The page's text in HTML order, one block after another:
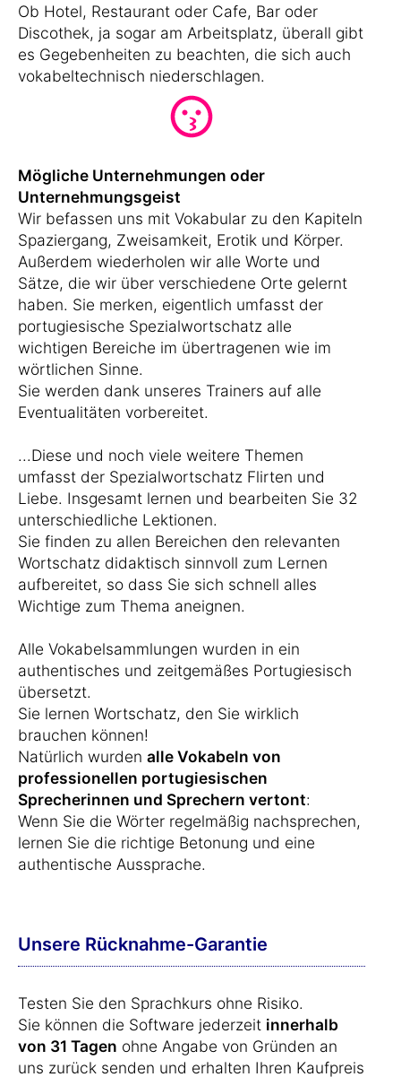
Ob Hotel, Restaurant oder Cafe, Bar oder
Discothek, ja sogar am Arbeitsplatz, überall gibt
es Gegebenheiten zu beachten, die sich auch
vokabeltechnisch niederschlagen.
Mögliche Unternehmungen oder
Unternehmungsgeist
Wir befassen uns mit Vokabular zu den Kapiteln
Spaziergang, Zweisamkeit, Erotik und Körper.
Außerdem wiederholen wir alle Worte und
Sätze, die wir über verschiedene Orte gelernt
haben. Sie merken, eigentlich umfasst der
portugiesische Spezialwortschatz alle
wichtigen Bereiche im übertragenen wie im
wörtlichen Sinne.
Sie werden dank unseres Trainers auf alle
Eventualitäten vorbereitet.
...Diese und noch viele weitere Themen
umfasst der Spezialwortschatz Flirten und
Liebe. Insgesamt lernen und bearbeiten Sie 32
unterschiedliche Lektionen.
Sie finden zu allen Bereichen den relevanten
Wortschatz didaktisch sinnvoll zum Lernen
aufbereitet, so dass Sie sich schnell alles
Wichtige zum Thema aneignen.
Alle Vokabelsammlungen wurden in ein
authentisches und zeitgemäßes Portugiesisch
übersetzt.
Sie lernen Wortschatz, den Sie wirklich
brauchen können!
Natürlich wurden alle Vokabeln von
professionellen portugiesischen
Sprecherinnen und Sprechern vertont:
Wenn Sie die Wörter regelmäßig nachsprechen,
lernen Sie die richtige Betonung und eine
authentische Aussprache.
Unsere Rücknahme-Garantie
Testen Sie den Sprachkurs ohne Risiko.
Sie können die Software jederzeit innerhalb
von 31 Tagen ohne Angabe von Gründen an
uns zurück senden und erhalten Ihren Kaufpreis